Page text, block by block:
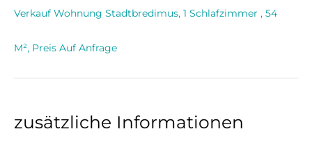
Verkauf Wohnung Stadtbredimus, 1 Schlafzimmer , 54
M², Preis Auf Anfrage
zusätzliche Informationen